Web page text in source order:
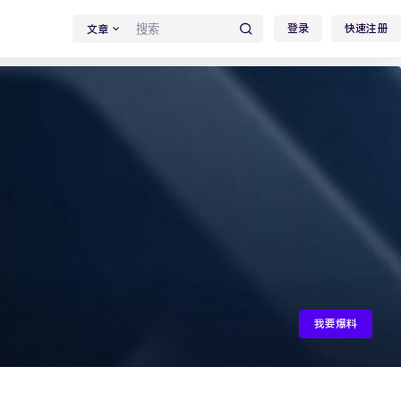
文章 登录 快速注册
我要爆料